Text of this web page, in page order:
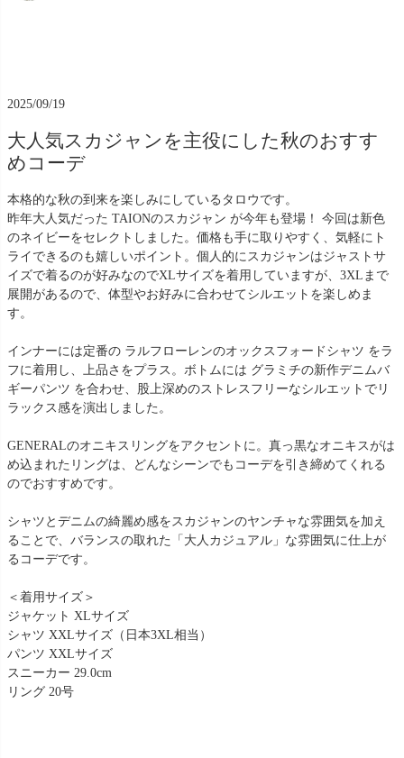
2025/09/19
大人気スカジャンを主役にした秋のおすす
めコーデ
本格的な秋の到来を楽しみにしているタロウです。
昨年大人気だった TAIONのスカジャン が今年も登場！ 今回は新色
のネイビーをセレクトしました。価格も手に取りやすく、気軽にト
ライできるのも嬉しいポイント。個人的にスカジャンはジャストサ
イズで着るのが好みなのでXLサイズを着用していますが、3XLまで
展開があるので、体型やお好みに合わせてシルエットを楽しめま
す。
インナーには定番の ラルフローレンのオックスフォードシャツ をラ
フに着用し、上品さをプラス。ボトムには グラミチの新作デニムバ
ギーパンツ を合わせ、股上深めのストレスフリーなシルエットでリ
ラックス感を演出しました。
GENERALのオニキスリングをアクセントに。真っ黒なオニキスがは
め込まれたリングは、どんなシーンでもコーデを引き締めてくれる
のでおすすめです。
シャツとデニムの綺麗め感をスカジャンのヤンチャな雰囲気を加え
ることで、バランスの取れた「大人カジュアル」な雰囲気に仕上が
るコーデです。
＜着用サイズ＞
ジャケット XLサイズ
シャツ XXLサイズ（日本3XL相当）
パンツ XXLサイズ
スニーカー 29.0cm
リング 20号